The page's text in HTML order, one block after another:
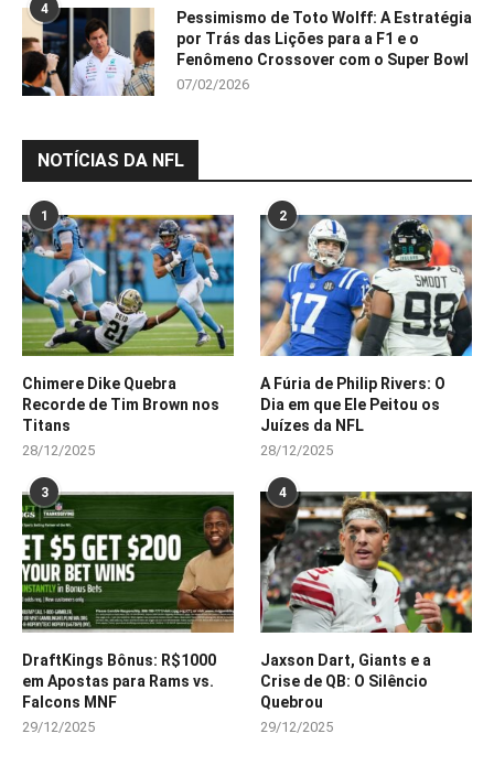
4
Pessimismo de Toto Wolff: A Estratégia
por Trás das Lições para a F1 e o
Fenômeno Crossover com o Super Bowl
07/02/2026
NOTÍCIAS DA NFL
1
Chimere Dike Quebra
Recorde de Tim Brown nos
Titans
28/12/2025
2
A Fúria de Philip Rivers: O
Dia em que Ele Peitou os
Juízes da NFL
28/12/2025
3
DraftKings Bônus: R$1000
em Apostas para Rams vs.
Falcons MNF
29/12/2025
4
Jaxson Dart, Giants e a
Crise de QB: O Silêncio
Quebrou
29/12/2025